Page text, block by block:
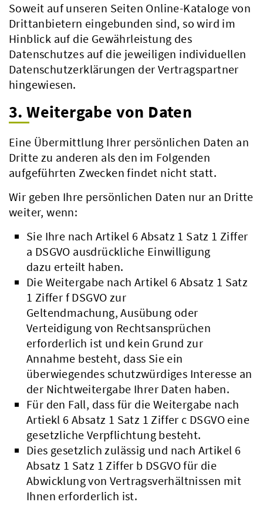
Beteiligungsbericht
Pflichtumtausch
Soweit auf unseren Seiten Online-Kataloge von
Drittanbietern eingebunden sind, so wird im
Hinblick auf die Gewährleistung des
Datenschutzes auf die jeweiligen individuellen
Datenschutzerklärungen der Vertragspartner
hingewiesen.
3. Weitergabe von Daten
Eine Übermittlung Ihrer persönlichen Daten an
Dritte zu anderen als den im Folgenden
aufgeführten Zwecken findet nicht statt.
Wir geben Ihre persönlichen Daten nur an Dritte
weiter, wenn:
Sie Ihre nach Artikel 6 Absatz 1 Satz 1 Ziffer
a DSGVO ausdrückliche Einwilligung
dazu erteilt haben.
Die Weitergabe nach Artikel 6 Absatz 1 Satz
1 Ziffer f DSGVO zur
Geltendmachung, Ausübung oder
Verteidigung von Rechtsansprüchen
erforderlich ist und kein Grund zur
Annahme besteht, dass Sie ein
überwiegendes schutzwürdiges Interesse an
der Nichtweitergabe Ihrer Daten haben.
Für den Fall, dass für die Weitergabe nach
Artiekl 6 Absatz 1 Satz 1 Ziffer c DSGVO eine
gesetzliche Verpflichtung besteht.
Dies gesetzlich zulässig und nach Artikel 6
Absatz 1 Satz 1 Ziffer b DSGVO für die
Abwicklung von Vertragsverhältnissen mit
Ihnen erforderlich ist.